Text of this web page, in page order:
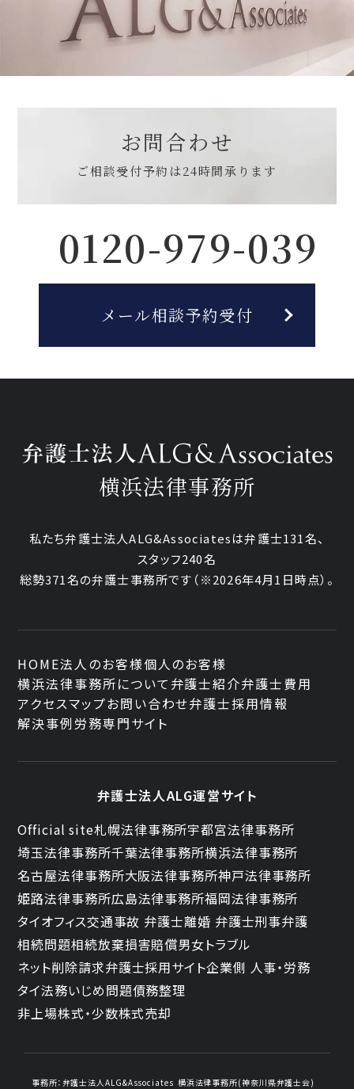
お問合わせ
ご相談受付予約は24時間承ります
0120-979-039
メール相談予約受付
横浜法律事務所
私たち弁護士法人ALG&Associatesは弁護士131名、
スタッフ240名
総勢371名の弁護士事務所です （※2026年4月1日時点）。
HOME法人のお客様個人のお客様
横浜法律事務所について 弁護士紹介弁護士費用
アクセスマップお問い合わせ弁護士採用情報
解決事例労務専門サイト
弁護士法人ALG運営サイト
Official site札幌法律事務所宇都宮法律事務所
埼玉法律事務所千葉法律事務所横浜法律事務所
名古屋法律事務所大阪法律事務所神戸法律事務所
姫路法律事務所広島法律事務所福岡法律事務所
タイオフィス交通事故 弁護士離婚 弁護士刑事弁護
相続問題相続放棄損害賠償男女トラブル
ネット削除請求弁護士採用サイト企業側 人事・労務
タイ法務いじめ問題債務整理
非上場株式・少数株式売却
事務所： 弁護士法人ALG&Associates 横浜法律事務所(神奈川県弁護士会)